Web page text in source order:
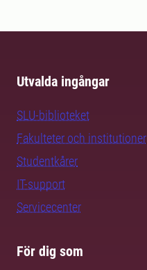
Utvalda ingångar
SLU-biblioteket
Fakulteter och institutioner
Studentkårer
IT-support
Servicecenter
För dig som